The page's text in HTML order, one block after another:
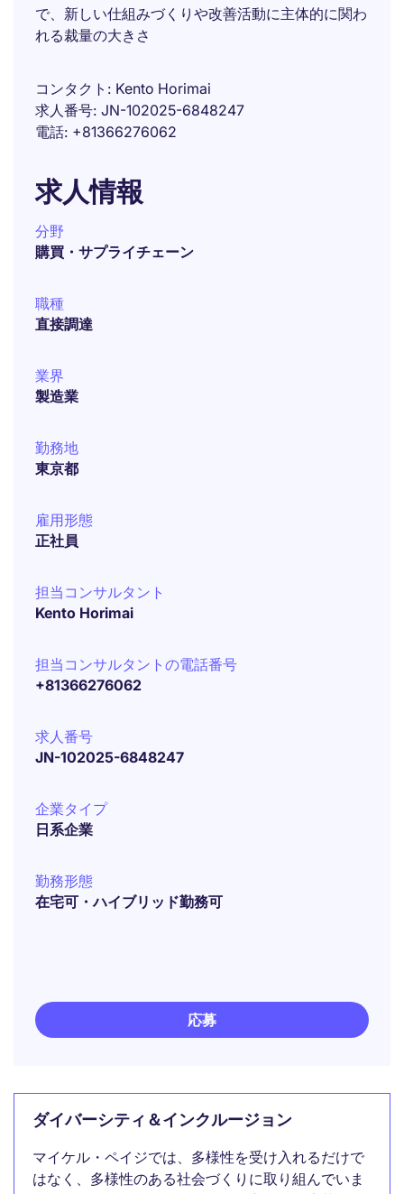
で、新しい仕組みづくりや改善活動に主体的に関わ
れる裁量の大きさ
コンタクト
Kento Horimai
求人番号 JN-102025-6848247
電話 +81366276062
求人情報
分野
購買・サプライチェーン
職種
直接調達
業界
製造業
勤務地
東京都
雇用形態
正社員
担当コンサルタント
Kento Horimai
担当コンサルタントの電話番号
+81366276062
求人番号
JN-102025-6848247
企業タイプ
日系企業
勤務形態
在宅可・ハイブリッド勤務可
応募
ダイバーシティ＆インクルージョン
マイケル・ペイジでは、多様性を受け入れるだけで
はなく、多様性のある社会づくりに取り組んでいま